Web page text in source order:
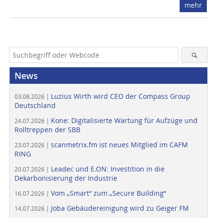
mehr
News
03.08.2026 | Luzius Wirth wird CEO der Compass Group
Deutschland
24.07.2026 | Kone: Digitalisierte Wartung für Aufzüge und
Rolltreppen der SBB
23.07.2026 | scanmetrix.fm ist neues Mitglied im CAFM
RING
20.07.2026 | Leadec und E.ON: Investition in die
Dekarbonisierung der Industrie
16.07.2026 | Vom „Smart“ zum „Secure Building“
14.07.2026 | Joba Gebäudereinigung wird zu Geiger FM